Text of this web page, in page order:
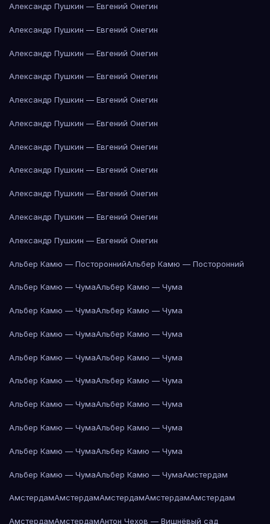
Александр Пушкин — Евгений Онегин
Александр Пушкин — Евгений Онегин
Александр Пушкин — Евгений Онегин
Александр Пушкин — Евгений Онегин
Александр Пушкин — Евгений Онегин
Александр Пушкин — Евгений Онегин
Александр Пушкин — Евгений Онегин
Александр Пушкин — Евгений Онегин
Александр Пушкин — Евгений Онегин
Александр Пушкин — Евгений Онегин
Александр Пушкин — Евгений Онегин
Альбер Камю — ПостороннийАльбер Камю — Посторонний
Альбер Камю — ЧумаАльбер Камю — Чума
Альбер Камю — ЧумаАльбер Камю — Чума
Альбер Камю — ЧумаАльбер Камю — Чума
Альбер Камю — ЧумаАльбер Камю — Чума
Альбер Камю — ЧумаАльбер Камю — Чума
Альбер Камю — ЧумаАльбер Камю — Чума
Альбер Камю — ЧумаАльбер Камю — Чума
Альбер Камю — ЧумаАльбер Камю — Чума
Альбер Камю — ЧумаАльбер Камю — ЧумаАмстердам
АмстердамАмстердамАмстердамАмстердамАмстердам
АмстердамАмстердамАнтон Чехов — Вишнёвый сад